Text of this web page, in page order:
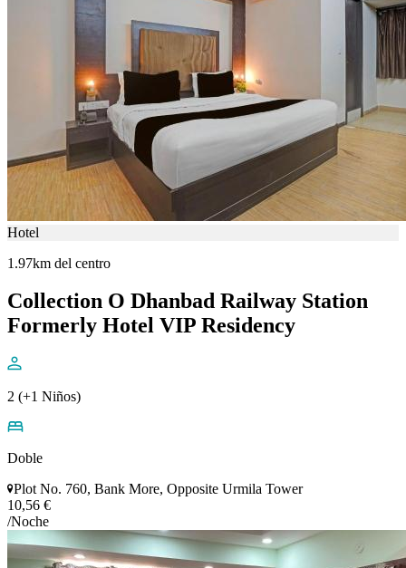
Hotel
1.97km del centro
Collection O Dhanbad Railway Station
Formerly Hotel VIP Residency
2 (+1 Niños)
Doble
Plot No. 760, Bank More, Opposite Urmila Tower
10,56 €
/Noche